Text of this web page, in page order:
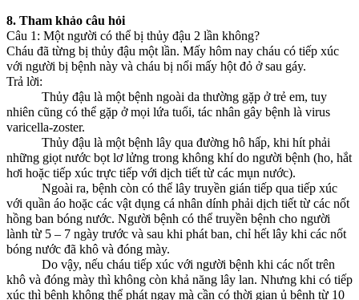
8. Tham khảo câu hỏi
Câu 1: Một người có thể bị thủy đậu 2 lần không?
Cháu đã từng bị thủy đậu một lần. Mấy hôm nay cháu có tiếp xúc
với người bị bệnh này và cháu bị nổi mấy hột đỏ ở sau gáy.
Trả lời:
Thủy đậu là một bệnh ngoài da thường gặp ở trẻ em, tuy
nhiên cũng có thể gặp ở mọi lứa tuổi, tác nhân gây bệnh là virus
varicella-zoster.
Thủy đậu là một bệnh lây qua đường hô hấp, khi hít phải
những giọt nước bọt lơ lửng trong không khí do người bệnh (ho, hắt
hơi hoặc tiếp xúc trực tiếp với dịch tiết từ các mụn nước).
Ngoài ra, bệnh còn có thể lây truyền gián tiếp qua tiếp xúc
với quần áo hoặc các vật dụng cá nhân dính phải dịch tiết từ các nốt
hồng ban bóng nước. Người bệnh có thể truyền bệnh cho người
lành từ 5 – 7 ngày trước và sau khi phát ban, chỉ hết lây khi các nốt
bóng nước đã khô và đóng mày.
Do vậy, nếu cháu tiếp xúc với người bệnh khi các nốt trên
khô và đóng mày thì không còn khả năng lây lan. Nhưng khi có tiếp
xúc thì bệnh không thể phát ngay mà cần có thời gian ủ bệnh từ 10